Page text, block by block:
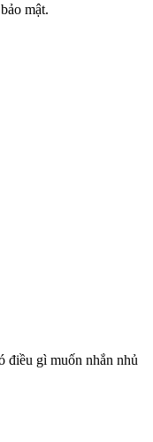
mật.
điều gì muốn nhắn nhủ